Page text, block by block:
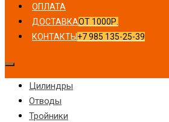
ОПЛАТА
ДОСТАВКАОТ 1000Р.
КОНТАКТЫ +7 985 135-25-39
Цилиндры
Отводы
Тройники